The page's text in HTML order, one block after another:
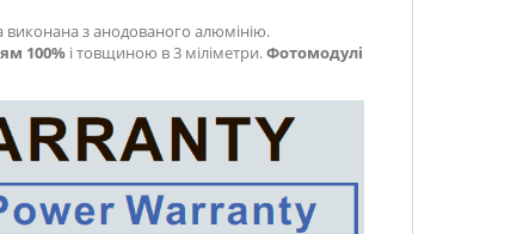
виконана з анодованого алюмінію.
100% і товщиною в 3 міліметри.Фотомодулі